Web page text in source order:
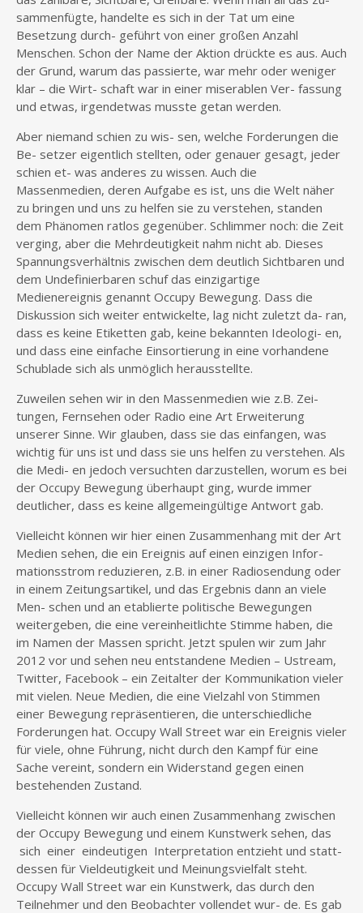
sammenfügte, handelte es sich in der Tat um eine
Besetzung durch- geführt von einer großen Anzahl
Menschen. Schon der Name der Aktion drückte es aus. Auch
der Grund, warum das passierte, war mehr oder weniger
klar – die Wirt- schaft war in einer miserablen Ver- fassung
und etwas, irgendetwas musste getan werden.
Aber niemand schien zu wis- sen, welche Forderungen die
Be- setzer eigentlich stellten, oder genauer gesagt, jeder
schien et- was anderes zu wissen. Auch die
Massenmedien, deren Aufgabe es ist, uns die Welt näher
zu bringen und uns zu helfen sie zu verstehen, standen
dem Phänomen ratlos gegenüber. Schlimmer noch: die Zeit
verging, aber die Mehrdeutigkeit nahm nicht ab. Dieses
Spannungsverhältnis zwischen dem deutlich Sichtbaren und
dem Undefinierbaren schuf das einzigartige
Medienereignis genannt Occupy Bewegung. Dass die
Diskussion sich weiter entwickelte, lag nicht zuletzt da- ran,
dass es keine Etiketten gab, keine bekannten Ideologi- en,
und dass eine einfache Einsortierung in eine vorhandene
Schublade sich als unmöglich herausstellte.
Zuweilen sehen wir in den Massenmedien wie z.B. Zei-
tungen, Fernsehen oder Radio eine Art Erweiterung
unserer Sinne. Wir glauben, dass sie das einfangen, was
wichtig für uns ist und dass sie uns helfen zu verstehen. Als
die Medi- en jedoch versuchten darzustellen, worum es bei
der Occupy Bewegung überhaupt ging, wurde immer
deutlicher, dass es keine allgemeingültige Antwort gab.
Vielleicht können wir hier einen Zusammenhang mit der Art
Medien sehen, die ein Ereignis auf einen einzigen Infor-
mationsstrom reduzieren, z.B. in einer Radiosendung oder
in einem Zeitungsartikel, und das Ergebnis dann an viele
Men- schen und an etablierte politische Bewegungen
weitergeben, die eine vereinheitlichte Stimme haben, die
im Namen der Massen spricht. Jetzt spulen wir zum Jahr
2012 vor und sehen neu entstandene Medien – Ustream,
Twitter, Facebook – ein Zeitalter der Kommunikation vieler
mit vielen. Neue Medien, die eine Vielzahl von Stimmen
einer Bewegung repräsentieren, die unterschiedliche
Forderungen hat. Occupy Wall Street war ein Ereignis vieler
für viele, ohne Führung, nicht durch den Kampf für eine
Sache vereint, sondern ein Widerstand gegen einen
bestehenden Zustand.
Vielleicht können wir auch einen Zusammenhang zwischen
der Occupy Bewegung und einem Kunstwerk sehen, das
sich einer eindeutigen Interpretation entzieht und statt-
dessen für Vieldeutigkeit und Meinungsvielfalt steht.
Occupy Wall Street war ein Kunstwerk, das durch den
Teilnehmer und den Beobachter vollendet wur- de. Es gab